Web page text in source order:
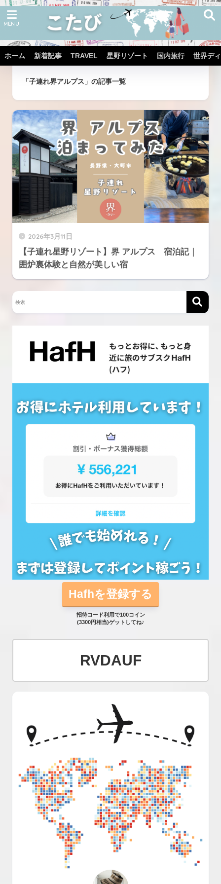
ホーム 新着記事 TRAVEL 星野リゾート 国内旅行 世界デ
ホーム タグ
「子連れ界アルプス」の記事一覧
2026年3月11日
【子連れ星野リゾート】界 アルプス 宿泊記｜
囲炉裏体験と自然が美しい宿
Hafhを登録する
招待コード利用で100コイン
(3300円相当)ゲットしてね♪
RVDAUF